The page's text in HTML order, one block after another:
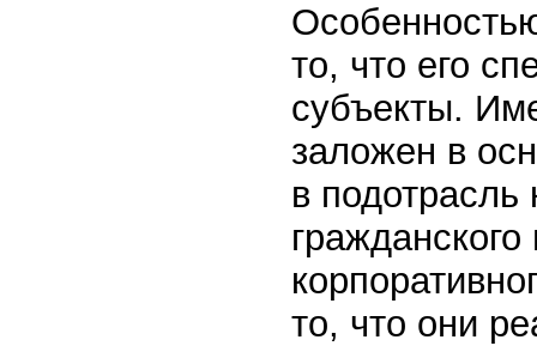
то, что его
субъекты.
заложен в
в подотрасль
то, что они